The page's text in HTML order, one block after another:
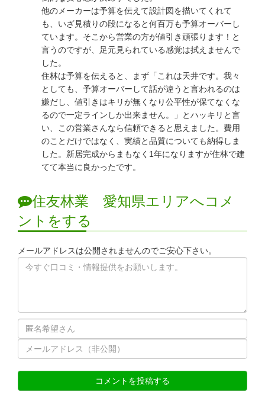
他のメーカーは予算を伝えて設計図を描いてくれて
も、いざ見積りの段になると何百万も予算オーバーし
ています。そこから営業の方が値引き頑張ります！と
言うのですが、足元見られている感覚は拭えませんで
した。
住林は予算を伝えると、まず「これは天井です。我々
としても、予算オーバーして話が違うと言われるのは
嫌だし、値引きはキリが無くなり公平性が保てなくな
るので一定ラインしか出来ません。」とハッキリと言
い、この営業さんなら信頼できると思えました。費用
のことだけではなく、実績と品質についても納得しま
した。新居完成からまもなく1年になりますが住林で建
てて本当に良かったです。
住友林業 愛知県エリアへコメ
ントをする
メールアドレスは公開されませんのでご安心下さい。